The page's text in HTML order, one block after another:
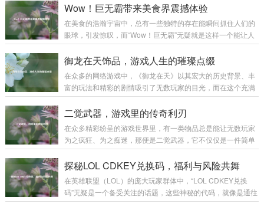
安装在系统盘，以免影响电脑性能...
展现威力的制胜密码。 火炮技能涵盖了多个方面，从最基础的
操作技能到复杂的战术运用,每一个环节都决定着火炮在战场上
能否发挥出最大效能。 操作技能是火炮技能的基石，一名合格
的火炮手，首先要熟练掌握火炮的装填、瞄准和发射等基本操
装填方式和要求，装填的速度和准确性...
Wow！巨无霸带来美食界震撼体验
在美食的浩瀚宇宙中，总有一些独特的存在能瞬间抓住人们的
眼球，引发惊叹，而“Wow！巨无霸”无疑就是这样一个能让人
发出由衷赞叹的美食奇迹。 “Wow！巨无霸”，单是这个名字就
充满了魔力。“Wow”代表着惊叹、震撼，而“巨无霸”则明确了
它的体量与霸气，当它第一次出现在人们的视野中时，那种视
觉上的冲击感就如同看到一座美食小山般，让人忍不住脱口而
出“Wow”。 从外观来看，“Wow！巨无霸”拥有令人咋舌的尺
一座小山丘，那金黄酥...
御龙在天饰品，游戏人生的璀璨点缀
在众多的网络游戏中，《御龙在天》以其宏大的历史背景、丰
富的玩法和精彩的剧情吸引了无数玩家的目光，而在这个充满
热血与激情的游戏世界里，御龙在天饰品宛如一颗颗璀璨的明
珠,为玩家们的游戏体验增添了别样的光彩。 御龙在天饰品不仅
仅是一种装饰，更是实力与身份的象征，从最初级的简单饰品
到高级的珍稀饰品，每一件都承载着玩家的心血与努力，当玩
家初入游戏，那些基础的饰品或许只能提供一些微不足道的属
村蹒跚学步,逐渐熟悉这个陌生而又充满魅力的...
二觉武器，游戏里的传奇利刃
在众多精彩纷呈的游戏世界里，有一类物品总是能让无数玩家
为之疯狂、为之痴迷，那便是二觉武器，它不仅仅是一件简单
的装备，更是玩家们在游戏征程中的荣耀象征,是实力的具象化
体现。 二觉武器往往伴随着角色的二次觉醒而出现，当玩家历
经千辛万苦，将角色培养到一定阶段，解锁二次觉醒的那一
刻，二觉武器就如同神秘宝藏一般，在游戏的迷雾中逐渐露出
它的锋芒，它的出现，标志着角色进入了一个全新的境界,拥有
探秘LOL CDKEY兑换码，福利与风险共舞
在英雄联盟（LOL）的庞大玩家群体中，“LOL CDKEY兑换
码”无疑是一个备受关注的话题，这些神秘的代码，就像是通往
游戏宝藏世界的钥匙，吸引着无数玩家去追寻和探索。 CDKE